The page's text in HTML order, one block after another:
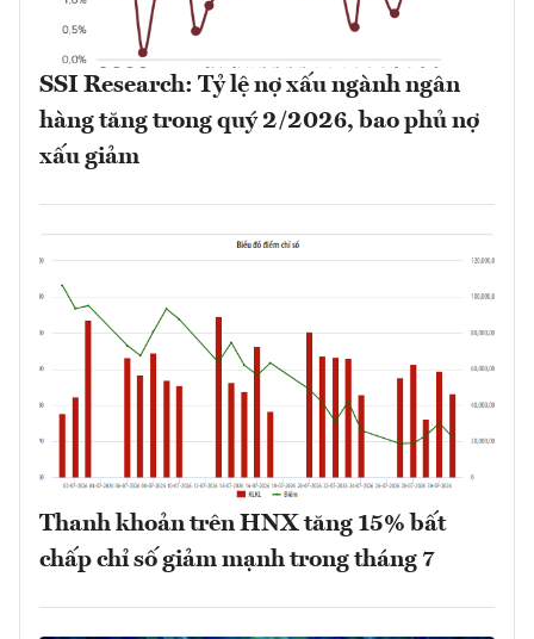
SSI Research: Tỷ lệ nợ xấu ngành ngân
hàng tăng trong quý 2/2026, bao phủ nợ
xấu giảm
Thanh khoản trên HNX tăng 15% bất
chấp chỉ số giảm mạnh trong tháng 7